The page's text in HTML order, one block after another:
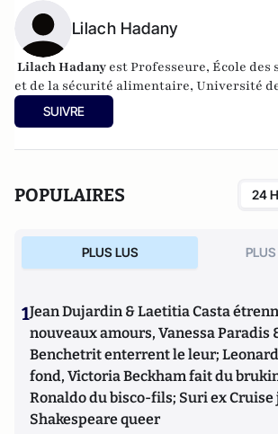
Lilach Hadany
Lilach Hadany est Professeure, École des
et de la sécurité alimentaire, Université
SUIVRE
POPULAIRES 24
PLUS LUS
1Jean Dujardin & Laetitia Casta
nouveaux amours, Vanessa Paradis
Benchetrit enterrent le leur;
fond, Victoria Beckham fait du
Ronaldo du bisco-fils; Suri ex Cruise
Shakespeare queer